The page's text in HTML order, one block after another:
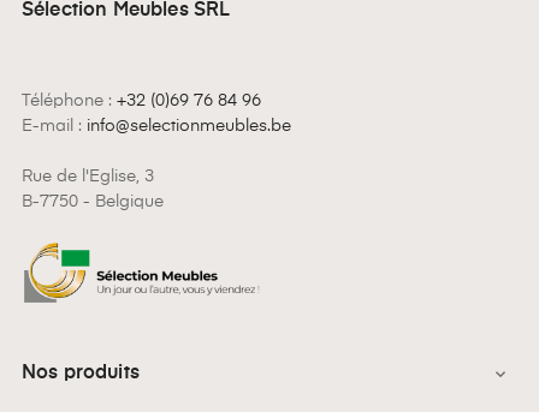
Sélection Meubles SRL
Téléphone : +32 (0)69 76 84 96
E-mail : info@selectionmeubles.be
Rue de l'Eglise, 3
B-7750 - Belgique
Nos produits 